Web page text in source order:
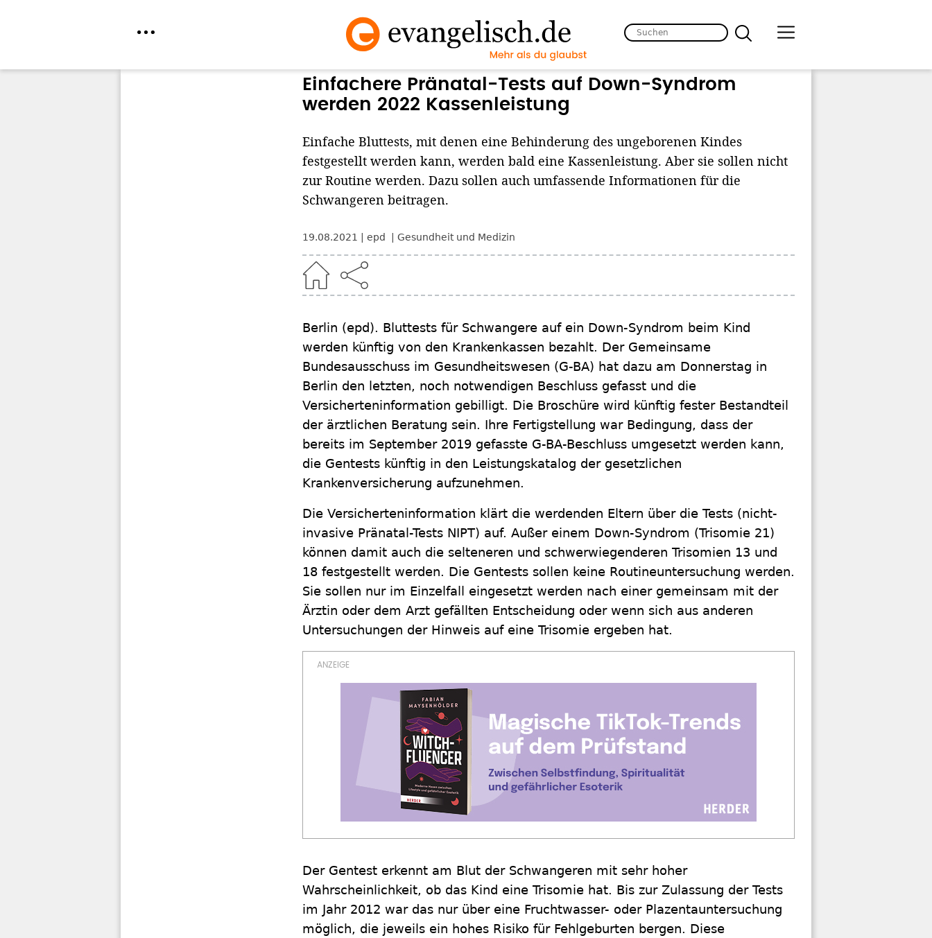
Einfachere Pränatal-Tests auf Down-Syndrom
werden 2022 Kassenleistung
Einfache Bluttests, mit denen eine Behinderung des ungeborenen Kindes
festgestellt werden kann, werden bald eine Kassenleistung. Aber sie sollen nicht
zur Routine werden. Dazu sollen auch umfassende Informationen für die
Schwangeren beitragen.
19.08.2021 epd Gesundheit und Medizin
Berlin (epd). Bluttests für Schwangere auf ein Down-Syndrom beim Kind
werden künftig von den Krankenkassen bezahlt. Der Gemeinsame
Bundesausschuss im Gesundheitswesen (G-BA) hat dazu am Donnerstag in
Berlin den letzten, noch notwendigen Beschluss gefasst und die
Versicherteninformation gebilligt. Die Broschüre wird künftig fester Bestandteil
der ärztlichen Beratung sein. Ihre Fertigstellung war Bedingung, dass der
bereits im September 2019 gefasste G-BA-Beschluss umgesetzt werden kann,
die Gentests künftig in den Leistungskatalog der gesetzlichen
Krankenversicherung aufzunehmen.
Die Versicherteninformation klärt die werdenden Eltern über die Tests (nicht-
invasive Pränatal-Tests NIPT) auf. Außer einem Down-Syndrom (Trisomie 21)
können damit auch die selteneren und schwerwiegenderen Trisomien 13 und
18 festgestellt werden. Die Gentests sollen keine Routineuntersuchung werden.
Sie sollen nur im Einzelfall eingesetzt werden nach einer gemeinsam mit der
Ärztin oder dem Arzt gefällten Entscheidung oder wenn sich aus anderen
Untersuchungen der Hinweis auf eine Trisomie ergeben hat.
Der Gentest erkennt am Blut der Schwangeren mit sehr hoher
Wahrscheinlichkeit, ob das Kind eine Trisomie hat. Bis zur Zulassung der Tests
im Jahr 2012 war das nur über eine Fruchtwasser- oder Plazentauntersuchung
möglich, die jeweils ein hohes Risiko für Fehlgeburten bergen. Diese